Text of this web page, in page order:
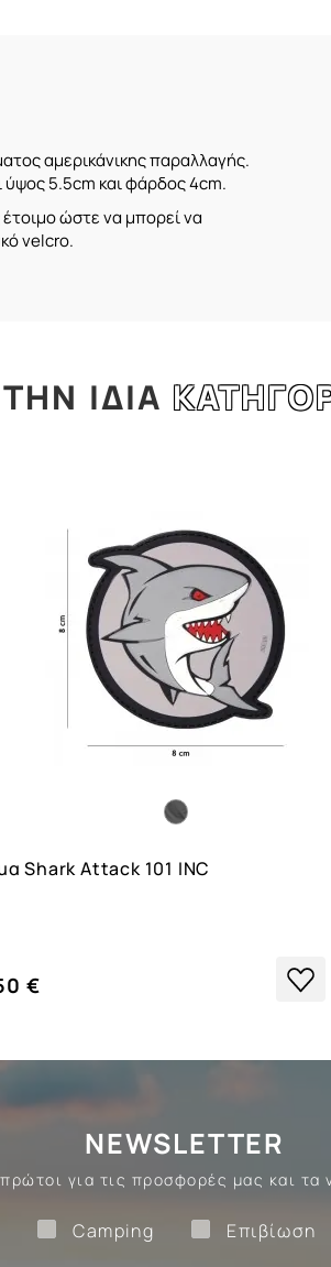
αμερικάνικης παραλλαγής.
ύψος 5.5cm και φάρδος 4cm.
ώστε να μπορεί να
velcro.
ΙΔΙΑ
Shark Attack 101 INC
€
NEWSLETTER
για τις προσφορές μας και τα
Επιβίωση
Επιβίωση
Camping
Camping